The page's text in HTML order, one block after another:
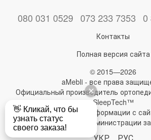
080 031 0529 073 233 7353 0
Контакты
Полная версия сайта
© 2015—2026
aMebli - все права
Официальный производитель
SleepTech™
Любое использование информации с
разрешения администрации